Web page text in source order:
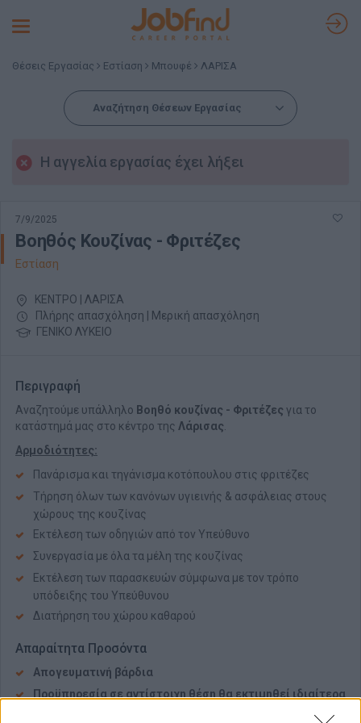
Toggle
Θέσεις Εργασίας Εστίαση Μπουφέ ΛΑΡΙΣΑ
Αναζήτηση Θέσεων Εργασίας
Η αγγελία εργασίας έχει λήξει
7/9/2025
Βοηθός Κουζίνας - Φριτέζες
Εστίαση
ΚΕΝΤΡΟ | ΛΑΡΙΣΑ
Πλήρης απασχόληση | Μερική απασχόληση
ΓΕΝΙΚΟ ΛΥΚΕΙΟ
Περιγραφή
Αναζητούμε υπάλληλο Βοηθό κουζίνας - Φριτέζες για το
κατάστημά μας στο κέντρο της Λάρισας
Αρμοδιότητες:
Πανάρισμα και τηγάνισμα κοτόπουλου στις φριτέζες
Τήρηση όλων των κανόνων υγιεινής & ασφάλειας στους
χώρους της κουζίνας
Εκτέλεση των οδηγιών από τον Υπεύθυνο
Συνεργασία με όλα τα μέλη της κουζίνας
Εκτέλεση των παρασκευών σύμφωνα με τον τρόπο
υπόδειξης του Υπεύθυνου
Διατήρηση του χώρου καθαρού
Απαραίτητα Προσόντα
Απογευματινή βάρδια
Προϋπηρεσία σε αντίστοιχη θέση θα εκτιμηθεί ιδιαίτερα